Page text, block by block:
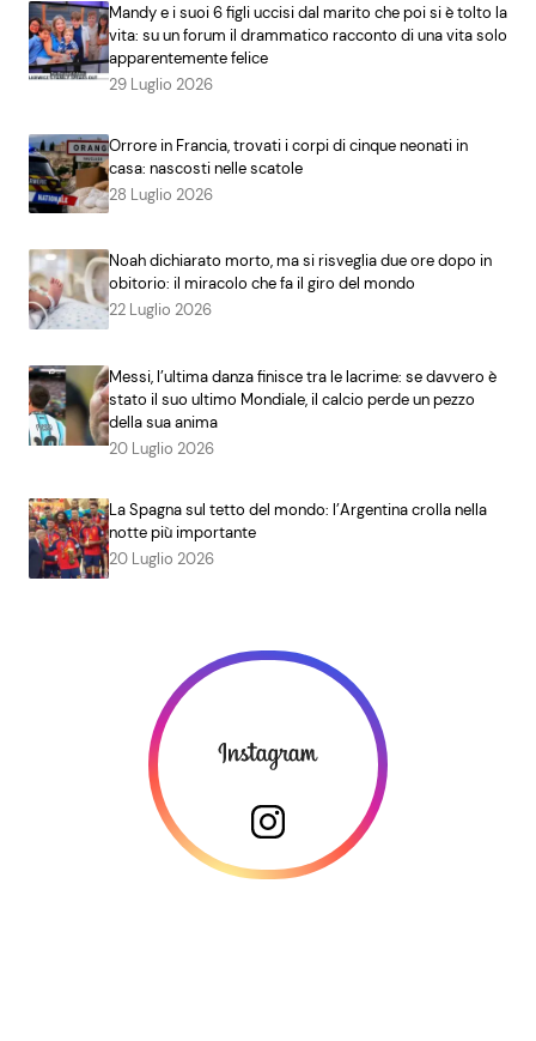
Mandy e i suoi 6 figli uccisi dal marito che poi si è tolto la
vita: su un forum il drammatico racconto di una vita solo
apparentemente felice
29 Luglio 2026
Orrore in Francia, trovati i corpi di cinque neonati in
casa: nascosti nelle scatole
28 Luglio 2026
Noah dichiarato morto, ma si risveglia due ore dopo in
obitorio: il miracolo che fa il giro del mondo
22 Luglio 2026
Messi, l’ultima danza finisce tra le lacrime: se davvero è
stato il suo ultimo Mondiale, il calcio perde un pezzo
della sua anima
20 Luglio 2026
La Spagna sul tetto del mondo: l’Argentina crolla nella
notte più importante
20 Luglio 2026